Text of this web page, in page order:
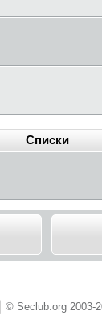
Списки
© Seclub.org 2003-